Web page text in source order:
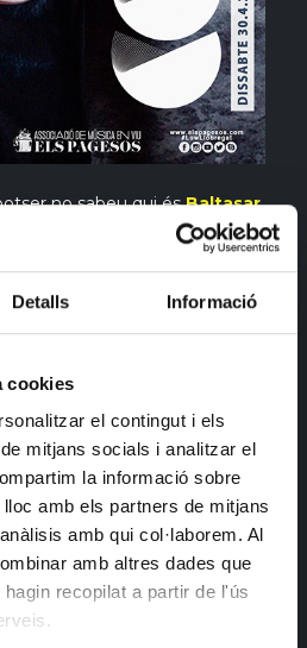
Detalls Informació
cookies
el contingut i els
mitjans socials i analitzar el
la informació sobre
amb els partners de mitjans
amb qui col·laborem. Al
amb altres dades que
recopilat a partir de l'ús
no sabeu qui ésBaltasar
estem nosaltres, per posar-
de
comunitat no argentina: al
de 200.000 persones.
gira espanyola amb Los
el viatge, fan parada a
divina del líder de la
l'Esteban Barbaria
AKA Esteban de l'Ate o